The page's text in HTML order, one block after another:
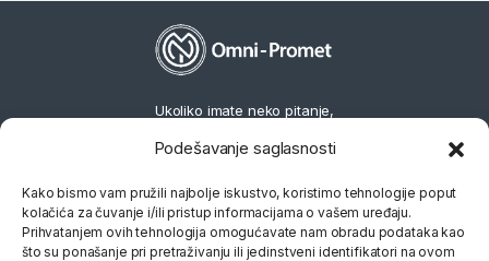
Podešavanje saglasnosti
Kako bismo vam pružili najbolje iskustvo, koristimo tehnologije poput
kolačića za čuvanje i/ili pristup informacijama o vašem uređaju.
Prihvatanjem ovih tehnologija omogućavate nam obradu podataka kao
što su ponašanje pri pretraživanju ili jedinstveni identifikatori na ovom
Ukoliko imate neko pitanje,
066 80 81 263